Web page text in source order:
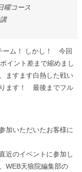
曜コース
ーム！ しかし！ 今回
イント差まで縮めまし
ますます白熱した戦い
ます！ 最後までフル
加いただいたお客様に
近のイベントに参加し
WEB天狼院編集部の